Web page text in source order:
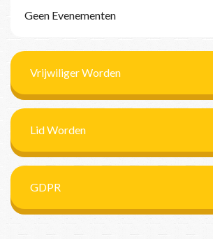
Geen Evenementen
Vrijwiliger Worden
Lid Worden
GDPR